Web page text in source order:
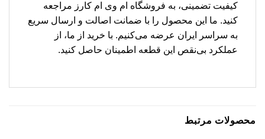
کیفیت تضمینی، به فروشگاه ام وی ام کارز مراجعه
کنید. ما این محصول را با ضمانت اصالت و ارسال سریع
به سراسر ایران عرضه می‌کنیم. با خرید از ما، از
عملکرد بی‌نقص این قطعه اطمینان حاصل کنید.
محصولات مرتبط